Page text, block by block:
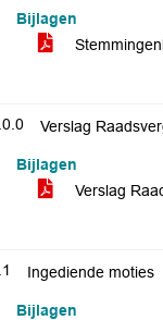
Bijlagen
Verslag
Bijlagen
Verslag
Ingediende moties
Bijlagen